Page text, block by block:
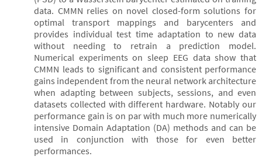
data. CMMN relies on novel closed-form solutions for
optimal transport mappings and barycenters and
provides individual test time adaptation to new data
without needing to retrain a prediction model.
Numerical experiments on sleep EEG data show that
CMMN leads to significant and consistent performance
gains independent from the neural network architecture
when adapting between subjects, sessions, and even
datasets collected with different hardware. Notably our
performance gain is on par with much more numerically
intensive Domain Adaptation (DA) methods and can be
used in conjunction with those for even better
performances.